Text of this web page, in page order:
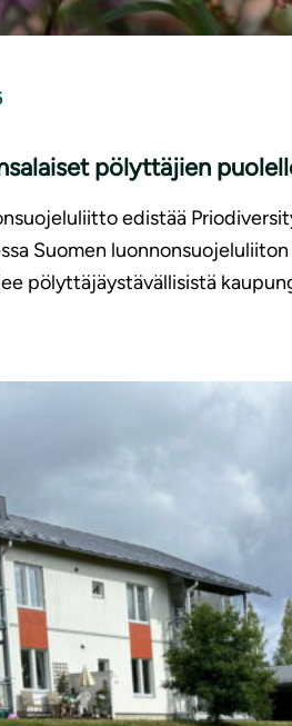
pölyttäjien
edistää
Suomen
pölyttäjäystävällisistä